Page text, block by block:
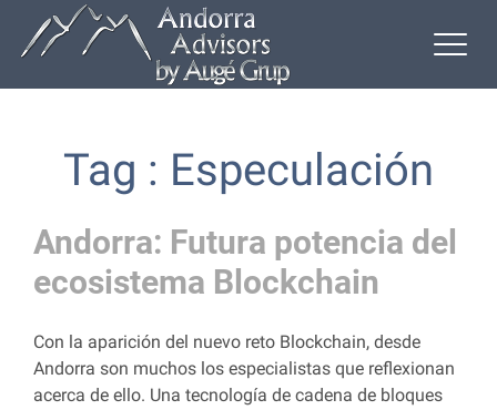
Tag : Especulación
Andorra: Futura potencia del
ecosistema Blockchain
Con la aparición del nuevo reto Blockchain, desde
Andorra son muchos los especialistas que reflexionan
acerca de ello. Una tecnología de cadena de bloques